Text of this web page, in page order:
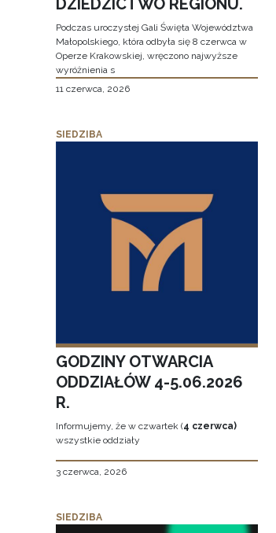
DZIEDZICTWO REGIONU.
Podczas uroczystej Gali Święta Województwa
Małopolskiego, która odbyła się 8 czerwca w
Operze Krakowskiej, wręczono najwyższe
wyróżnienia s
11 czerwca, 2026
SIEDZIBA
GODZINY OTWARCIA
ODDZIAŁÓW 4-5.06.2026
R.
Informujemy, że w czwartek (4 czerwca)
wszystkie oddziały
3 czerwca, 2026
SIEDZIBA